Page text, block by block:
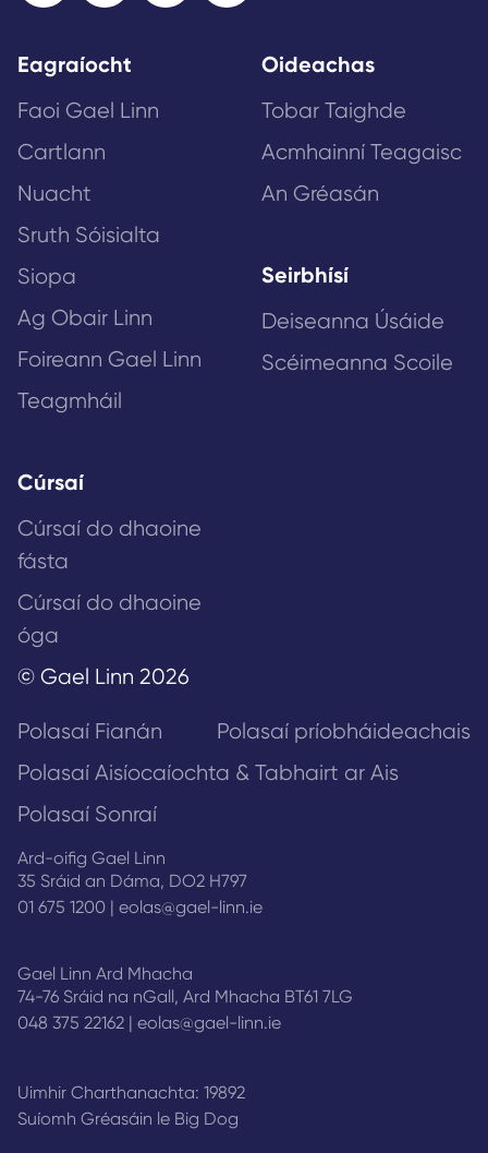
Eagraíocht
Faoi Gael Linn
Cartlann
Nuacht
Sruth Sóisialta
Siopa
Ag Obair Linn
Foireann Gael Linn
Teagmháil
Oideachas
Tobar Taighde
Acmhainní Teagaisc
An Gréasán
Seirbhísí
Deiseanna Úsáide
Scéimeanna Scoile
Cúrsaí
Cúrsaí do dhaoine
fásta
Cúrsaí do dhaoine
óga
© Gael Linn 2026
Polasaí Fianán
Polasaí príobháideachais
Polasaí Aisíocaíochta & Tabhairt ar Ais
Polasaí Sonraí
Ard-oifig Gael Linn
35 Sráid an Dáma, DO2 H797
01 675 1200 | eolas@gael-linn.ie
Gael Linn Ard Mhacha
74-76 Sráid na nGall, Ard Mhacha BT61 7LG
048 375 22162 | eolas@gael-linn.ie
Uimhir Charthanachta: 19892
Suíomh Gréasáin le Big Dog